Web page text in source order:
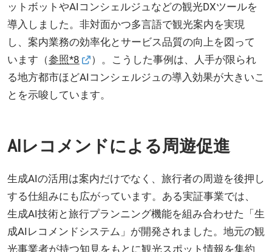
ットボットやAIコンシェルジュなどの観光DXツールを
導入しました。非対面かつ多言語で観光案内を実現
し、案内業務の効率化とサービス品質の向上を図って
います（参照*8
）。こうした事例は、人手が限られ
る地方都市ほどAIコンシェルジュの導入効果が大きいこ
とを示唆しています。
AIレコメンドによる周遊促進
生成AIの活用は案内だけでなく、旅行者の周遊を後押し
する仕組みにも広がっています。ある実証事業では、
生成AI技術と旅行プランニング機能を組み合わせた「生
成AIレコメンドシステム」が開発されました。地元の観
光事業者が持つ知見をもとに観光スポット情報を集約